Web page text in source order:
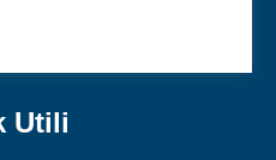
Utili